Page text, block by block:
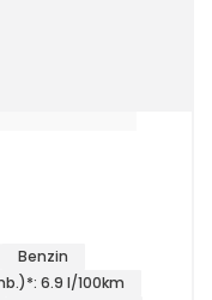
Benzin
6.9 l/100km